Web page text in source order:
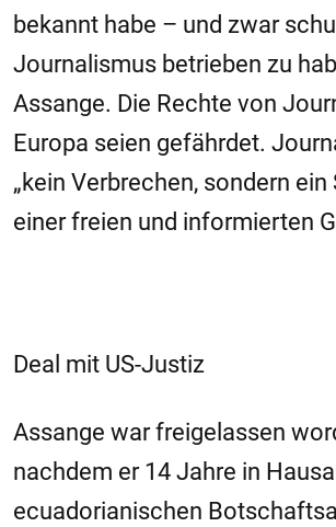
bekannt habe – und zwar
Journalismus betrieben zu
Assange. Die Rechte von
Europa seien gefährdet.
„kein Verbrechen, sondern
einer freien und informierten
Deal mit US-Justiz
Assange war freigelassen
nachdem er 14 Jahre in
ecuadorianischen